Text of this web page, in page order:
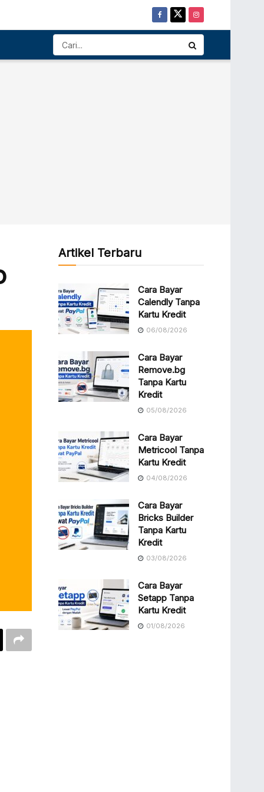
Artikel Terbaru
Cara Bayar
Calendly Tanpa
Kartu Kredit
06/08/2026
Cara Bayar
Remove.bg
Tanpa Kartu
Kredit
05/08/2026
Cara Bayar
Metricool Tanpa
Kartu Kredit
04/08/2026
Cara Bayar
Bricks Builder
Tanpa Kartu
Kredit
03/08/2026
Cara Bayar
Setapp Tanpa
Kartu Kredit
01/08/2026